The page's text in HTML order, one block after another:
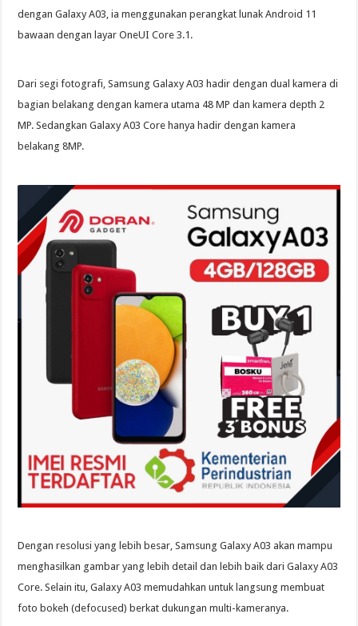
dengan Galaxy A03, ia menggunakan perangkat lunak Android 11
bawaan dengan layar OneUI Core 3.1.
Dari segi fotografi, Samsung Galaxy A03 hadir dengan dual kamera di
bagian belakang dengan kamera utama 48 MP dan kamera depth 2
MP. Sedangkan Galaxy A03 Core hanya hadir dengan kamera
belakang 8MP.
Dengan resolusi yang lebih besar, Samsung Galaxy A03 akan mampu
menghasilkan gambar yang lebih detail dan lebih baik dari Galaxy A03
Core. Selain itu, Galaxy A03 memudahkan untuk langsung membuat
foto bokeh (defocused) berkat dukungan multi-kameranya.